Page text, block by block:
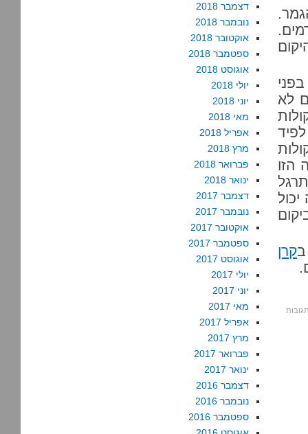
לא
של 2012 ליותר קולות
הזו
קרן
דצמבר 2018
נובמבר 2018
אוקטובר 2018
ספטמבר 2018
אוגוסט 2018
יולי 2018
יוני 2018
מאי 2018
אפריל 2018
מרץ 2018
פברואר 2018
ינואר 2018
דצמבר 2017
נובמבר 2017
אוקטובר 2017
ספטמבר 2017
אוגוסט 2017
יולי 2017
יוני 2017
מאי 2017
אפריל 2017
מרץ 2017
פברואר 2017
ינואר 2017
דצמבר 2016
נובמבר 2016
ספטמבר 2016